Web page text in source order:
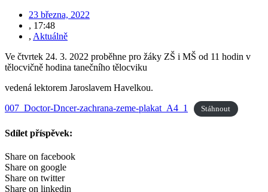
23 března, 2022
, 17:48
, Aktuálně
Ve čtvrtek 24. 3. 2022 proběhne pro žáky ZŠ i MŠ od 11 hodin v
tělocvičně hodina tanečního tělocviku
vedená lektorem Jaroslavem Havelkou.
007_Doctor-Dncer-zachrana-zeme-plakat_A4_1
Stáhnout
Sdílet příspěvek:
Share on facebook
Share on google
Share on twitter
Share on linkedin